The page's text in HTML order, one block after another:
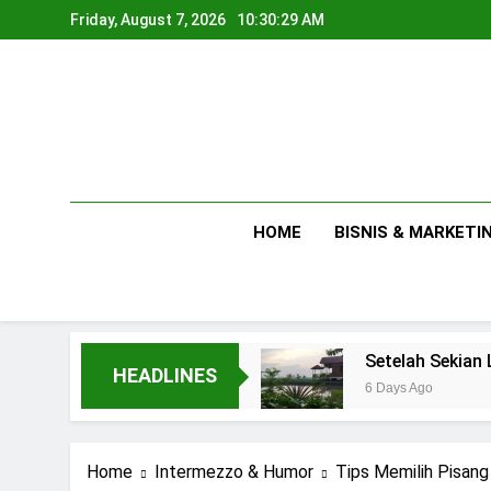
to
Friday, August 7, 2026 10:30:30 AM
HOME BISNIS &
HEADLINES
Setelah Sekian Lama Bekerja :
6 Days Ago
Home Intermezzo & Humor Tips Memilih